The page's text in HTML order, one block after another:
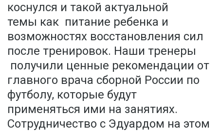
коснулся и такой актуальной
темы как питание ребенка и
возможностях восстановления сил
после тренировок. Наши тренеры
получили ценные рекомендации от
главного врача сборной России по
футболу, которые будут
применяться ими на занятиях.
Сотрудничество с Эдуардом на этом